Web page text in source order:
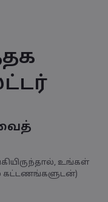
உங்கள்
கட்டணங்களுடன்)